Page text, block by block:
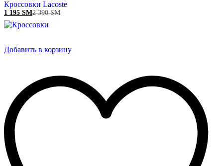
Кроссовки Lacoste
1 195 ЅМ2 390ЅМ
Добавить в корзину